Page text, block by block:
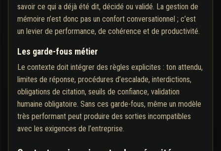
savoir ce qui a déjà été dit, décidé ou validé. La gestion de
mémoire n’est donc pas un confort conversationnel ; c’est
un levier de performance, de cohérence et de productivité.
Les garde-fous métier
Le contexte doit intégrer des règles explicites : ton attendu,
limites de réponse, procédures d’escalade, interdictions,
obligations de citation, seuils de confiance, validation
humaine obligatoire. Sans ces garde-fous, même un modèle
très performant peut produire des sorties incompatibles
avec les exigences de l’entreprise.